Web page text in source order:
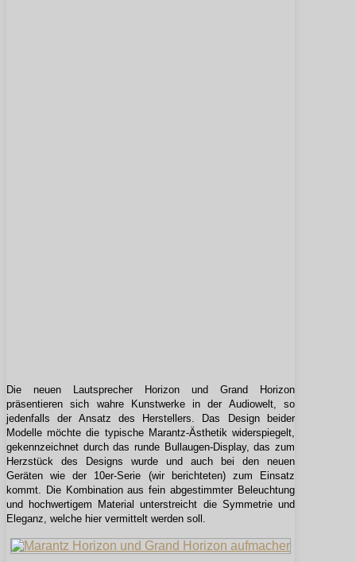
Die neuen Lautsprecher Horizon und Grand Horizon
präsentieren sich wahre Kunstwerke in der Audiowelt, so
jedenfalls der Ansatz des Herstellers. Das Design beider
Modelle möchte die typische Marantz-Ästhetik widerspiegelt,
gekennzeichnet durch das runde Bullaugen-Display, das zum
Herzstück des Designs wurde und auch bei den neuen
Geräten wie der 10er-Serie (wir berichteten) zum Einsatz
kommt. Die Kombination aus fein abgestimmter Beleuchtung
und hochwertigem Material unterstreicht die Symmetrie und
Eleganz, welche hier vermittelt werden soll.